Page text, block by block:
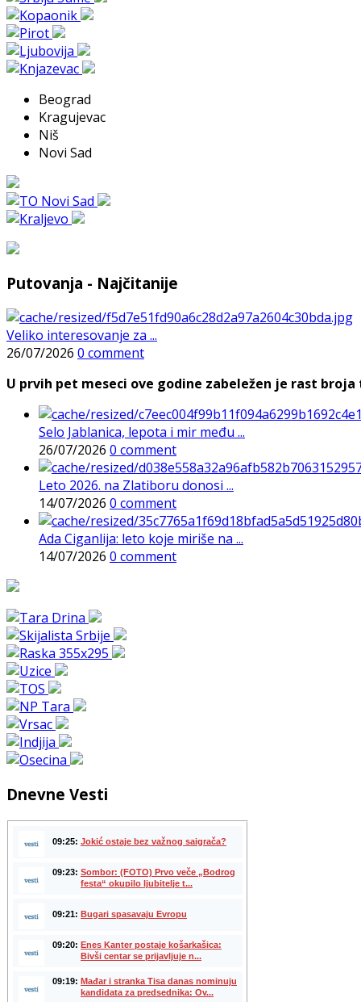
Beograd
Kragujevac
Niš
Novi Sad
Putovanja - Najčitanije
Veliko interesovanje za ...
26/07/2026 0 comment
U prvih pet meseci ove godine zabeležen je rast
Selo Jablanica, lepota i mir među ...
26/07/2026 0 comment
Leto 2026. na Zlatiboru donosi ...
14/07/2026 0 comment
Ada Ciganlija: leto koje miriše na ...
14/07/2026 0 comment
Dnevne Vesti